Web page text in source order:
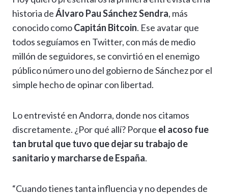
at
s
A
p
p
e
gr
a
m
e
b
o
o
k
ke
dI
n
se
n
g
er
ai
l
p
y
Li
n
k
m
p
ar
ti
r
historia deÁlvaro Pau Sánchez Sendra, más
conocido comoCapitán Bitcoin. Ese avatar que
todos seguíamos en Twitter, con más de medio
millón de seguidores, se convirtió en el enemigo
público número uno del gobierno de Sánchez por el
simple hecho de opinar con libertad.
Lo entrevisté en Andorra, donde nos citamos
discretamente. ¿Por qué allí? Porque el acoso fue
tan brutal que tuvo que dejar su trabajo de
sanitario y marcharse de España.
“Cuando tienes tanta influencia y no dependes de